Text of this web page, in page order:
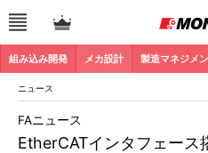
組み込み開発 メカ設計 製造マネジメ
ニュース
EtherCATインタフェース
FAニュース